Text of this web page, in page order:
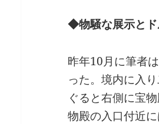
◆物騒な展示と
昨年10月に筆者
った。境内に入
ぐると右側に宝
物殿の入口付近